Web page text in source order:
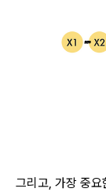
그리고, 가장 중요